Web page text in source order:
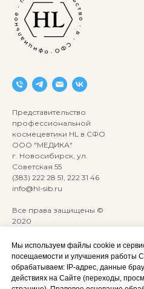
Мы используем файлы cookie и
посещаемости и улучшения работы
обрабатываем: IP‑адрес, данные
действиях на Сайте (переходы,
Представительство
профессиональной
космецевтики HL в СФО
ООО "МЕДИКА"
г. Новосибирск, ул.
Советская 55
(383) 222 28 51, 222 31 46
info@hl-sib.ru
Все права защищены ©
2020
ANKRYONK
Акции и скидки